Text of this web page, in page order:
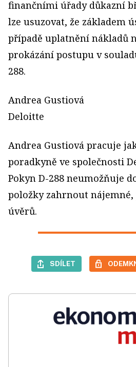
finančními úřady důkazní
lze usuzovat, že základem
případě uplatnění nákladů
prokázání postupu v
288.
Andrea Gustiová
Deloitte
Andrea Gustiová pracuje
poradkyně ve společnosti
Pokyn D-288 neumožňuje
položky zahrnout
úvěrů.
SDÍLET